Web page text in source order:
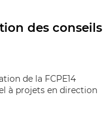
des conseils
de la FCPE14
à projets en direction